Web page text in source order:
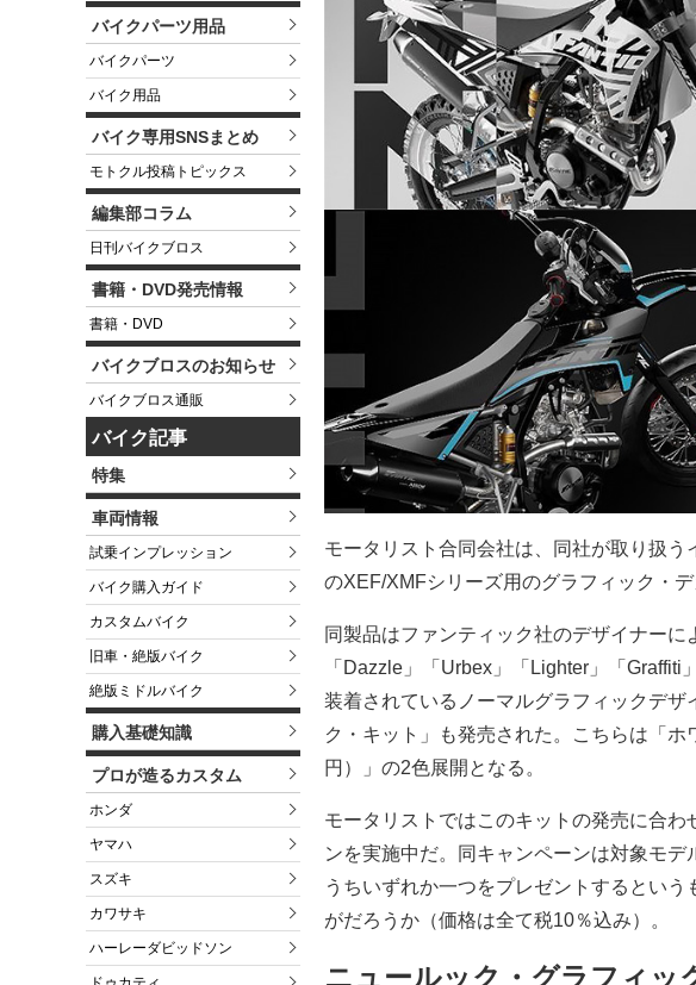
バイクパーツ用品
バイクパーツ
バイク用品
バイク専用SNSまとめ
モトクル投稿トピックス
編集部コラム
日刊バイクブロス
書籍・DVD発売情報
書籍・DVD
バイクブロスのお知らせ
バイクブロス通販
バイク記事
特集
車両情報
試乗インプレッション
バイク購入ガイド
カスタムバイク
旧車・絶版バイク
絶版ミドルバイク
購入基礎知識
プロが造るカスタム
ホンダ
ヤマハ
スズキ
カワサキ
ハーレーダビッドソン
モータリスト合同会社は、同社が取り扱う
のXEF/XMFシリーズ用のグラフィック・
同製品はファンティック社のデザイナー
「Dazzle」「Urbex」「Lighter」「
装着されているノーマルグラフィックデ
ク・キット」も発売された。こちらは「
円）」の2色展開となる。
モータリストではこのキットの発売に合
ンを実施中だ。同キャンペーンは対象モ
うちいずれか一つをプレゼントするとい
がだろうか（価格は全て税10％込み）。
ニュールック・グラフィッ